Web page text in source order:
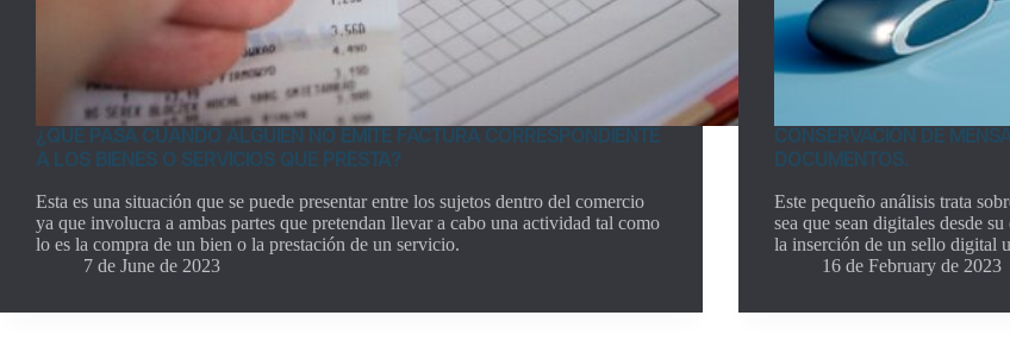
¿QUE PASA CUANDO ALGUIEN NO EMITE FACTURA CORRESPONDIENTE
A LOS BIENES O SERVICIOS QUE PRESTA?
Esta es una situación que se puede presentar entre los sujetos dentro del comercio
ya que involucra a ambas partes que pretendan llevar a cabo una actividad tal como
lo es la compra de un bien o la prestación de un servicio.
7 de June de 2023
CONSERVACIÓN DE
DOCUMENTOS.
Este pequeño análisis trata
sea que sean digitales desde
la inserción de un sello digital
16 de February de 2023